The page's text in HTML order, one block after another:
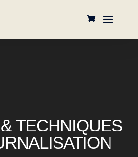
TECHNIQUES